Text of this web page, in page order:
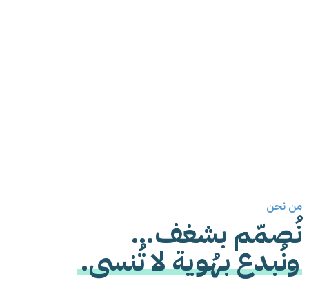
من نحن
نُصمّم بشغف…
ونُبدع بهُوية لا تُنسى.